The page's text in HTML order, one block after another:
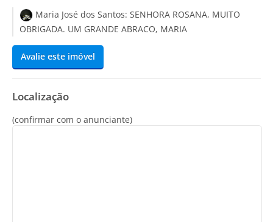
Maria José dos Santos: SENHORA ROSANA, MUITO
OBRIGADA. UM GRANDE ABRACO, MARIA
Avalie este imóvel
Localização
(confirmar com o anunciante)